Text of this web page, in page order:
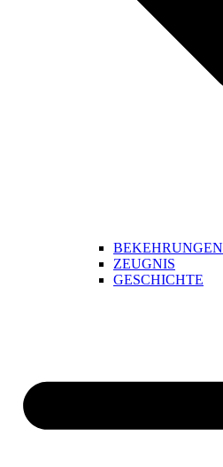
BEKEHRUNGEN
ZEUGNIS
GESCHICHTE